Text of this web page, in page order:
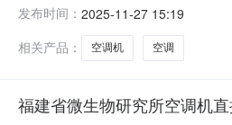
晋安区国货东路邦辉新村
发布时间： 2025-11-27 15:19
相关产品：
空调机 空调
福建省微生物研究所空调机